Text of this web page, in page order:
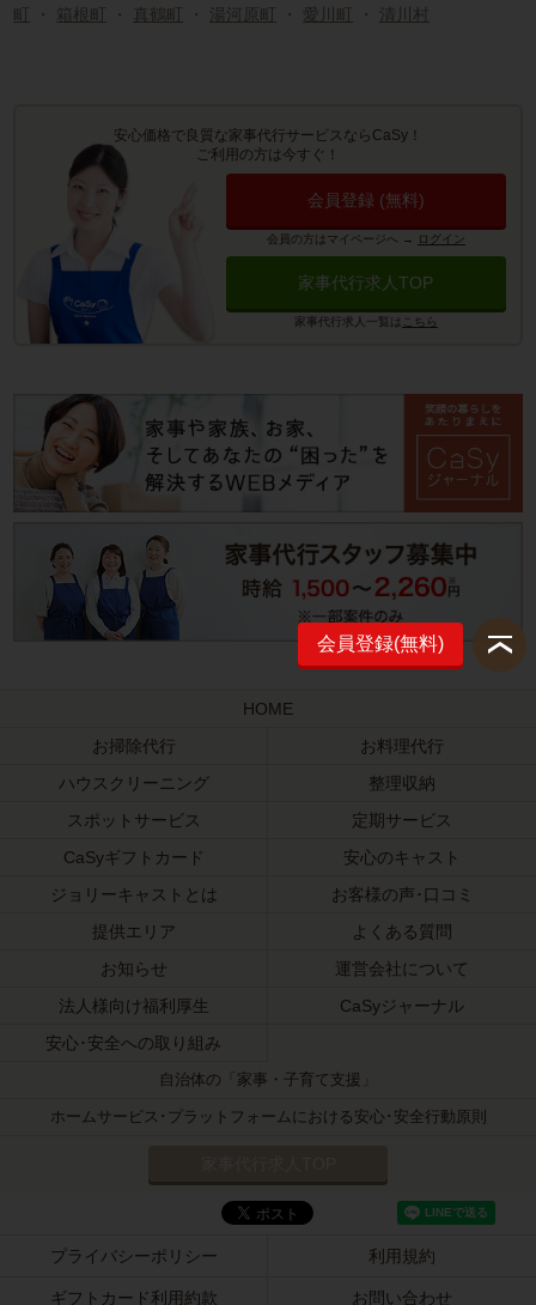
町 ・ 箱根町 ・ 真鶴町 ・ 湯河原町 ・ 愛川町 ・ 清川村
安心価格で良質な家事代行サービスならCaSy！
ご利用の方は今すぐ！
会員登録 (無料)
会員の方はマイページへ → ログイン
家事代行求人TOP
家事代行求人一覧は こちら
会員登録(無料)
HOME
お掃除代行
お料理代行
ハウスクリーニング
整理収納
スポットサービス
定期サービス
CaSyギフトカード
安心のキャスト
ジョリーキャストとは
お客様の声･口コミ
提供エリア
よくある質問
お知らせ
運営会社について
法人様向け福利厚生
CaSyジャーナル
安心･安全への取り組み
自治体の「家事・子育て支援」
ホームサービス･プラットフォームにおける安心･安全行動原則
プライバシーポリシー 利用規約
ギフトカード利用約款 お問い合わせ